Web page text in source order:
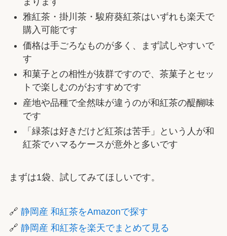
雅紅茶・掛川茶・駿府葵紅茶はいずれも楽天で
購入可能です
価格は手ごろなものが多く、まず試しやすいで
す
和菓子との相性が抜群ですので、茶菓子とセッ
トで楽しむのがおすすめです
産地や品種で全然味が違うのが和紅茶の醍醐味
です
「緑茶は好きだけど紅茶は苦手」という人が和
紅茶でハマるケースが意外と多いです
まずは1袋、試してみてほしいです。
🔗 静岡産 和紅茶をAmazonで探す
🔗 静岡産 和紅茶を楽天でまとめて見る